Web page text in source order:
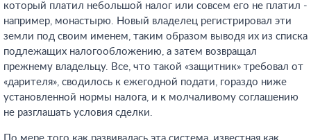
который платил небольшой налог или совсем его не платил -
например, монастырю. Новый владелец регистрировал эти
земли под своим именем, таким образом выводя их из списка
подлежащих налогообложению, а затем возвращал
прежнему владельцу. Все, что такой «защитник» требовал от
«дарителя», сводилось к ежегодной подати, гораздо ниже
установленной нормы налога, и к молчаливому соглашению
не разглашать условия сделки.